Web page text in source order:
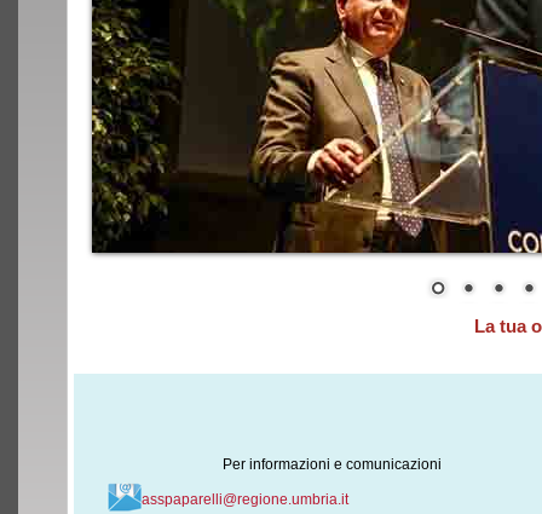
La tua
Per informazioni e comunicazioni
asspaparelli@regione.umbria.it